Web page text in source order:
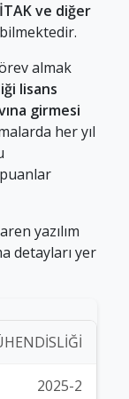
ve diğer
almak
lisans
girmesi
her yıl
yazılım
detayları yer
2025-2